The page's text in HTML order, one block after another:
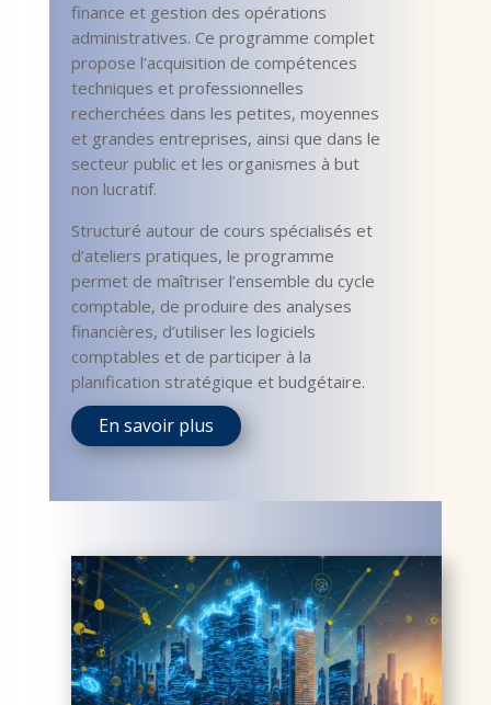
finance et gestion des opérations
administratives. Ce programme complet
propose l’acquisition de compétences
techniques et professionnelles
recherchées dans les petites, moyennes
et grandes entreprises, ainsi que dans le
secteur public et les organismes à but
non lucratif.
Structuré autour de cours spécialisés et
d’ateliers pratiques, le programme
permet de maîtriser l’ensemble du cycle
comptable, de produire des analyses
financières, d’utiliser les logiciels
comptables et de participer à la
planification stratégique et budgétaire.
En savoir plus